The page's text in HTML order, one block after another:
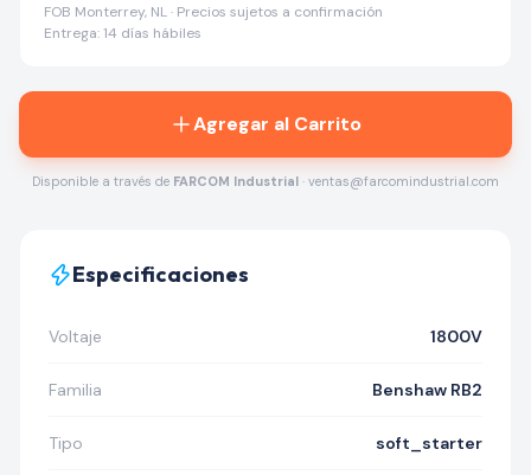
FOB Monterrey, NL · Precios sujetos a confirmación
Entrega: 14 días hábiles
Agregar al Carrito
Disponible a través de FARCOM Industrial · ventas@farcomindustrial.com
Especificaciones
Voltaje 1800V
Familia Benshaw RB2
Tipo soft_starter